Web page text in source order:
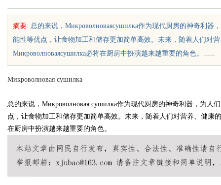
sc
摘要: 总的来说，Микроволноваясушилка作为现代厨房的神奇利
能性等优点，让食物加工和储存更加简单高效。未来，随着人们对
Микроволноваясушилка必将在厨房中扮演越来越重要的角色。......
Микроволновая сушилка
总的来说，Микроволновая сушилка作为现代厨房的神奇利器，为
点，让食物加工和储存更加简单高效。未来，随着人们对营养、健康
在厨房中扮演越来越重要的角色。
实验室，标准化研 武汉配眼镜 上海配眼镜